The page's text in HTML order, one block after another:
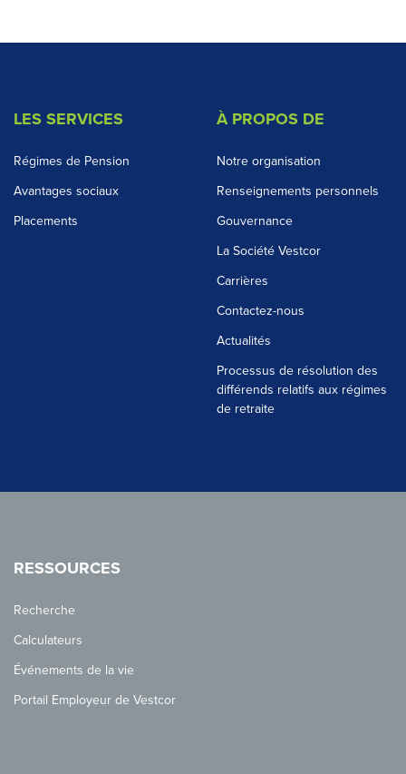
LES SERVICES
Régimes de Pension
Avantages sociaux
Placements
À PROPOS DE
Notre organisation
Renseignements personnels
Gouvernance
La Société Vestcor
Carrières
Contactez-nous
Actualités
Processus de résolution des
différends relatifs aux régimes
de retraite
RESSOURCES
Recherche
Calculateurs
Événements de la vie
Portail Employeur de Vestcor